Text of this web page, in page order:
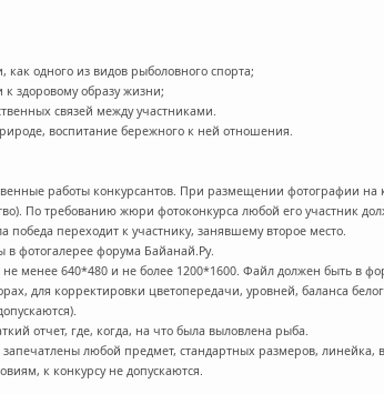
одного из видов рыболовного спорта;
здоровому образу жизни;
связей между участниками.
воспитание бережного к ней отношения.
работы конкурсантов. При размещении фотографии на
По требованию жюри фотоконкурса любой его участник
победа переходит к участнику, занявшему второе место.
фотогалерее форума Байанай.Ру.
менее 640*480 и не более 1200*1600. Файл должен быть в
для корректировки цветопередачи, уровней, баланса
отчет, где, когда, на что была выловлена рыба.
любой предмет, стандартных размеров,
к конкурсу не допускаются.